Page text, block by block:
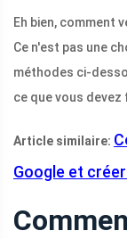
Eh bien, comment
Ce n'est pas une
méthodes ci-
ce que vous devez
Article similaire:
Google et